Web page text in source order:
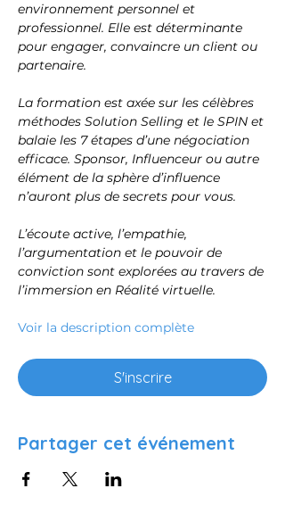
environnement personnel et
professionnel. Elle est déterminante
pour engager, convaincre un client ou
partenaire.
La formation est axée sur les célèbres
méthodes Solution Selling et le SPIN et
balaie les 7 étapes d’une négociation
efficace. Sponsor, Influenceur ou autre
élément de la sphère d’influence
n’auront plus de secrets pour vous.
L’écoute active, l’empathie,
l’argumentation et le pouvoir de
conviction sont explorées au travers de
l’immersion en Réalité virtuelle.
Voir la description complète
S'inscrire
Partager cet événement